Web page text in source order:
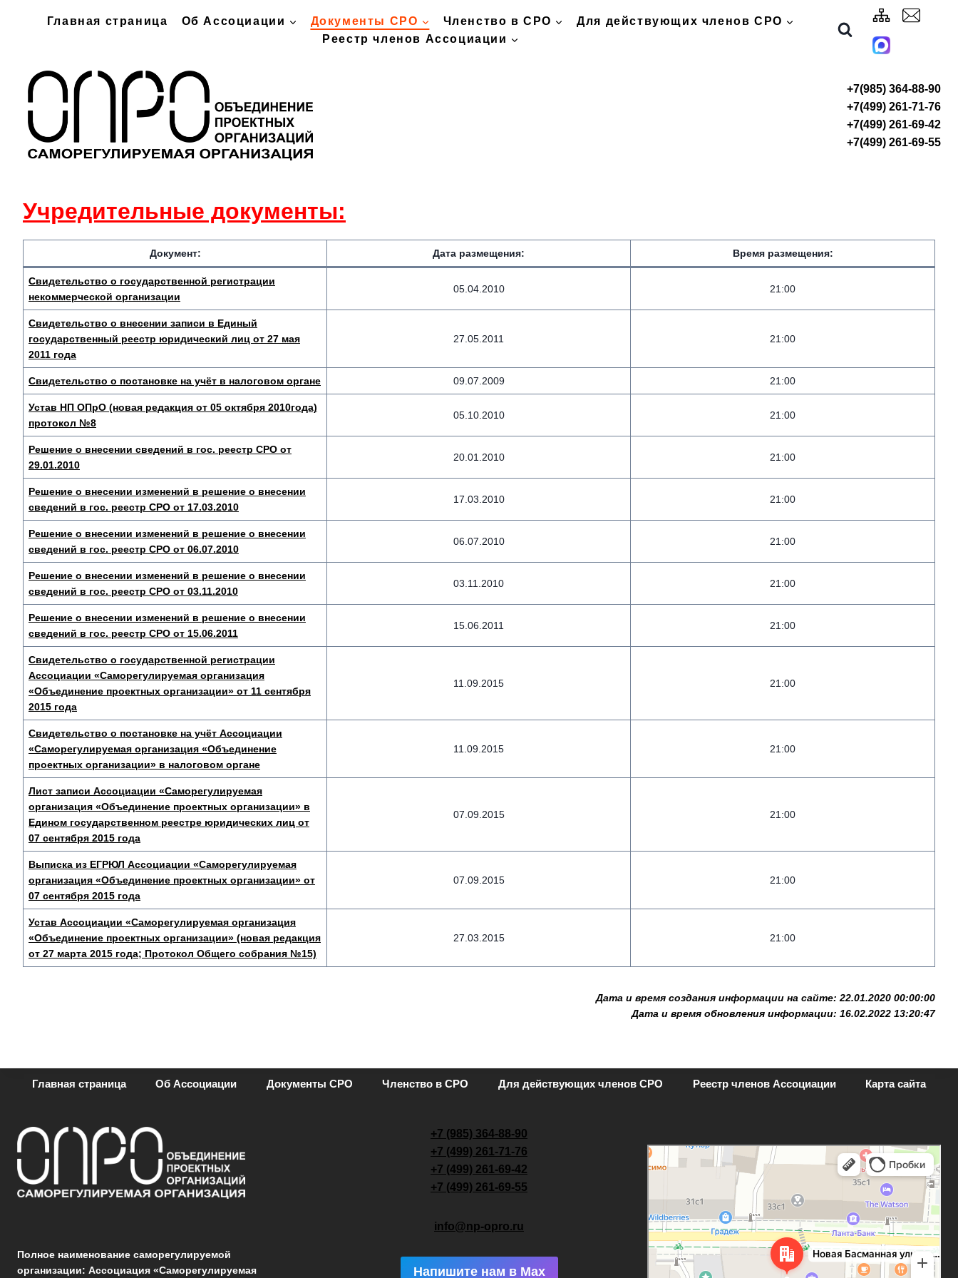
Главная страница Об Ассоциации Документы СРО Членство в СРО
Для действующих членов СРО
Реестр членов Ассоциации
+7(985) 364-88-90
+7(499) 261-71-76
+7(499) 261-69-42
+7(499) 261-69-55
Учредительные документы:
Документ: Дата размещения: Время размещения:
Свидетельство о государственной регистрации
некоммерческой организации
05.04.2010 21:00
Свидетельство о внесении записи в Единый
государственный реестр юридический лиц от 27 мая
2011 года
27.05.2011 21:00
Свидетельство о постановке на учёт в налоговом органе 09.07.2009 21:00
Устав НП ОПрО (новая редакция от 05 октября 2010года)
протокол №8
05.10.2010 21:00
Решение о внесении сведений в гос. реестр СРО от
29.01.2010
20.01.2010 21:00
Решение о внесении изменений в решение о внесении
сведений в гос. реестр СРО от 17.03.2010
17.03.2010 21:00
Решение о внесении изменений в решение о внесении
сведений в гос. реестр СРО от 06.07.2010
06.07.2010 21:00
Решение о внесении изменений в решение о внесении
сведений в гос. реестр СРО от 03.11.2010
03.11.2010 21:00
Решение о внесении изменений в решение о внесении
сведений в гос. реестр СРО от 15.06.2011
15.06.2011 21:00
Свидетельство о государственной регистрации
Ассоциации «Саморегулируемая организация
«Объединение проектных организации» от 11 сентября
2015 года
11.09.2015 21:00
Свидетельство о постановке на учёт Ассоциации
«Саморегулируемая организация «Объединение
проектных организации» в налоговом органе
11.09.2015 21:00
Лист записи Ассоциации «Саморегулируемая
организация «Объединение проектных организации» в
Едином государственном реестре юридических лиц от
07 сентября 2015 года
07.09.2015 21:00
Выписка из ЕГРЮЛ Ассоциации «Саморегулируемая
организация «Объединение проектных организации» от
07 сентября 2015 года
07.09.2015 21:00
Устав Ассоциации «Саморегулируемая организация
«Объединение проектных организации» (новая редакция
от 27 марта 2015 года; Протокол Общего собрания №15)
27.03.2015 21:00
Дата и время создания информации на сайте: 22.01.2020 00:00:00
Дата и время обновления информации: 16.02.2022 13:20:47
Главная страница Об Ассоциации Документы СРО Членство в СРО Для действующих членов СРО Реестр членов Ассоциации Карта сайта
Полное наименование саморегулируемой
организации: Ассоциация «Саморегулируемая
+7 (985) 364-88-90
+7 (499) 261-71-76
+7 (499) 261-69-42
+7 (499) 261-69-55
info@np-opro.ru
Напишите нам в Max
Москва
Новая Басманная улица, 28с1 — Яндекс.Карты